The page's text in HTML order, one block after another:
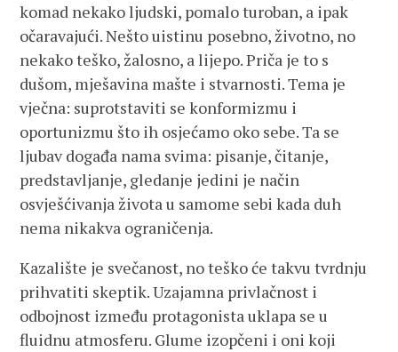
komad nekako ljudski, pomalo turoban, a ipak
očaravajući. Nešto uistinu posebno, životno, no
nekako teško, žalosno, a lijepo. Priča je to s
dušom, mješavina mašte i stvarnosti. Tema je
vječna: suprotstaviti se konformizmu i
oportunizmu što ih osjećamo oko sebe. Ta se
ljubav događa nama svima: pisanje, čitanje,
predstavljanje, gledanje jedini je način
osvješćivanja života u samome sebi kada duh
nema nikakva ograničenja.
Kazalište je svečanost, no teško će takvu tvrdnju
prihvatiti skeptik. Uzajamna privlačnost i
odbojnost između protagonista uklapa se u
fluidnu atmosferu. Glume izopčeni i oni koji